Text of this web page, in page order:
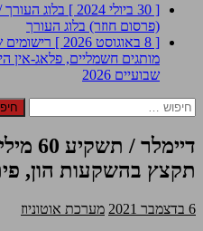
[ 30 ביולי 2024 ]
בלוג
(פרסום חוזר) בלוג העורך
[ 8 באוגוסט 2026 ]
מותגים חשמליים, פלאג-אין
שבועיים 2026
חיפוש:
תקצץ בהשקעות הון,
6 בדצמבר 2021
מערכת אוטוניוז